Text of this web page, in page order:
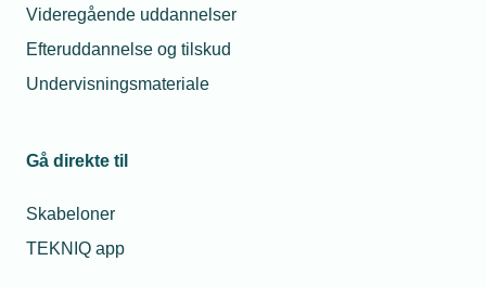
Videregående uddannelser
Efteruddannelse og tilskud
Undervisningsmateriale
Gå direkte til
Skabeloner
TEKNIQ app
Vi har gennem en periode oplevet en ordrenedgang på